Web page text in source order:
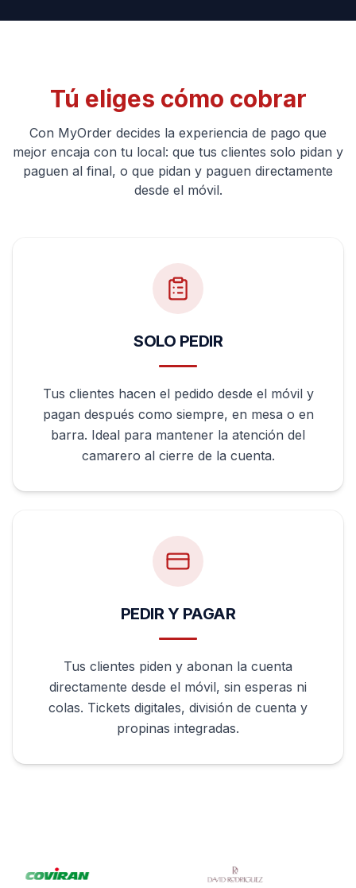
Tú eliges cómo cobrar
Con MyOrder decides la experiencia de pago que
mejor encaja con tu local: que tus clientes solo pidan y
paguen al final, o que pidan y paguen directamente
desde el móvil.
SOLO PEDIR
Tus clientes hacen el pedido desde el móvil y
pagan después como siempre, en mesa o en
barra. Ideal para mantener la atención del
camarero al cierre de la cuenta.
PEDIR Y PAGAR
Tus clientes piden y abonan la cuenta
directamente desde el móvil, sin esperas ni
colas. Tickets digitales, división de cuenta y
propinas integradas.